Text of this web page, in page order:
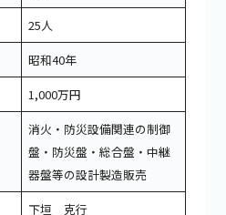
25人
昭和40年
1,000万円
消火・防災設備関連の制御
盤・防災盤・総合盤・中継
器盤等の設計製造販売
下垣 克行